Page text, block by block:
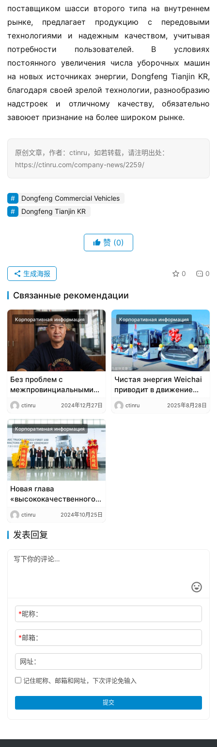
поставщиком шасси второго типа на внутреннем
рынке, предлагает продукцию с передовыми
технологиями и надежным качеством, учитывая
потребности пользователей. В условиях
постоянного увеличения числа уборочных машин
на новых источниках энергии, Dongfeng Tianjin KR,
благодаря своей зрелой технологии, разнообразию
надстроек и отличному качеству, обязательно
завоюет признание на более широком рынке.
原创文章，作者：ctinru，如若转载，请注明出处：
https://ctinru.com/company-news/2259/
Dongfeng Commercial Vehicles
Dongfeng Tianjin KR
赞 (0)
0 0
生成海报
Связанные рекомендации
Корпоративная информация
Без проблем с
межпровинциальными
перевозками, новые
энергийные грузовики
Yutong способствуют
трансформации
угольной
транспортировки.
ctinru 2024年12月27日
Корпоративная информация
Чистая энергия Weichai
приводит в движение
«зеленый»
общественный
ctinru 2025年8月28日
Корпоративная информация
Новая глава
«высококачественного
выхода на экспорт»:
успешная поставка 100
грузовиков BAIC
мексиканскому клиенту
ctinru 2024年10月25日
发表回复
*昵称：
*邮箱：
网址：
记住昵称、邮箱和网址，下次评论免输入
提交